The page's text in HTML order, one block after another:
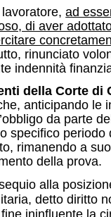
le indicazioni
parte del datore di
periodo di riposo e
a suo carico gli
prova.
posizione assunta
diritto non può
la circostanza
il
proposto dalla